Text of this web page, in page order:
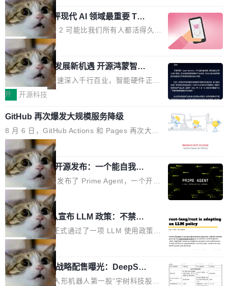
机身尺寸大幅精简。整机长度仅16厘米，属于同
功率段机身尺寸十分紧凑的1600W电源产品。小
巧机身有效提升市面主流标准A...
元。数字的背后是一个清晰的事实——品牌对专
业化营销服务的需求从未如此迫切。 但市场扩容
的同时,服务商的竞争逻辑正在改变。2026年Top
Agency年度合辑的观察指出,“产品”这个离消费
者最近的载体,在整个品牌营销层面的权重显著变
高了。全域营销服务商的竞争正在从规模转向深
度,案例厚度、全域覆盖、多线协同...
度宣传和欺诈。」 OpenAI 研究员 Keller Jorda
n 这条推文引发了广泛讨论。他不是在说风凉
话，他是说出了一个圈内人尽皆知但很少公开捅
破的事实。 Jordan 随后补充了一句软化声明：
「我不认为这些会议上大部分论文都在过度宣传
或造假。问题是，作为读者，如果你筛选出那些
看起来最令人兴奋的论文，那它们大部分都是过
度宣传的。」 这才是真正的痛点。不是所有论文
都有问题，是最吸引眼球的那批论文最有问题。
他引用的帖子来自 Mathew Shen，一位 ICLR 2
026 的读者：「看了篇 ...
xAI 前工程师评现代 AI 领域最重要 Top
3 开源项目
Flash Attention 2 可能比我们所有人都活得久。
这句话不是来自某个技术博客，而是出自 Hieu
Pham 的一条推文。Hieu Pham 是谁？他是 xAI
的早期工程师之一，在 Grok 训练基础设施团队
工作过。近日他在 X 上发了一条帖子，列出了他
认为现代 AI 领域最重要的三个开源项目。 第一
理由很具体。FA 系列不需要解释，但 FA2 是他
认为最重要的一个——复杂度恰到好处，刚好能
驱动你去学 CuTe，但还没被那些"邪恶的" Hopp
er++ 优化所淹没，足够容易修改和适配。 更关
键的是 FA2 的持久性...
局
共商智能硬件发展新机遇 开源鸿蒙智能
硬件开发者日杭州站即将举行
随着万物智联加速深入千行百业，智能硬件正从
单点设备迈向智能化、网联化、协同化发展。作
鸿蒙通过统一技术底座和分布式能力，为不同类
型智能设备的开发、连接与互联提供关键支撑，
也为产业链企业探索产品创新与商业增长打开新
的空间。 8月14日，开源鸿蒙智能硬件开发者日
（OHDD：OpenHarmony Hardware Develope
r Day）将在杭州启航。活动面向智能硬件产业
链企业和开发者，邀请行业专家与资深技术顾
问，围绕开源鸿蒙技术能力、设备适配、芯片适
配、功耗与稳定性调优、兼容性测评及统一互联
等内容展开系统讲解和实战交流，帮助企业进一
步了解开源鸿蒙在智能...
开 开源科技
GitHub 再次爆发大规模服务降级
8 月 6 日，GitHub Actions 和 Pages 再次大规
模服务降级，Actions 完全不可用超过 5 小时，
webhook 停发，连自托管 runner 也因调度层故
障无法工作。Pages、Copilot code review、C
opilot coding agent 全部受影响。从检测到完全
恢复，大约 12 小时。 这是 2026 年 8 月的第六
起事故，其中四起与 AI/Copilot 服务相关。 Git
Hub 员工 kdaigle 在 HN 讨论中贴出了一组数
据：2025 年全年 10 亿次 commit。现在，每周
2.75 亿次，全年预计 140 亿次。GitHub...
局
Prime Agent 开源发布：一个能自我改
进的编程 Agent，ARC-AGI 3 超越人类
专家基线
Prime Intellect 发布了 Prime Agent，一个开源
的编程 Agent Harness，核心设计围绕两个抽
象：Recursive Language Model（RLM）和 C
ontinual Harness。在 ARC-AGI 3 基准测试
上，Prime Agent + Opus 5 的组合达到了 95.
5% RHAE Best@1，超过了 ARC 报告的人类专
家基线 95.4%。 不是又一个 coding agent 包装
器 Prime Agent 的架构和市面上大多数 coding
agent 有本质区别。大多数 agent harness 的设
局
Rust 项目团队宣布 LLM 政策：不禁
止，但你要承认哪些代码不是你写的
Rust 语言项目正式通过了一项 LLM 使用政策，
覆盖 rust-lang/rust 单一仓库的代码贡献。这不
是项目级别的官方立场，目前由五个团队采纳，
但它可能是主流开源项目中关于 AI 辅助贡献最
细致的一份规则。 政策的核心只有一句话：LLM
局
宇树科技 IPO 战略配售曝光：DeepSe
ek 获配 93.3 万股，锁定 36 个月
8月6日晚间，“人形机器人第一股”宇树科技股份